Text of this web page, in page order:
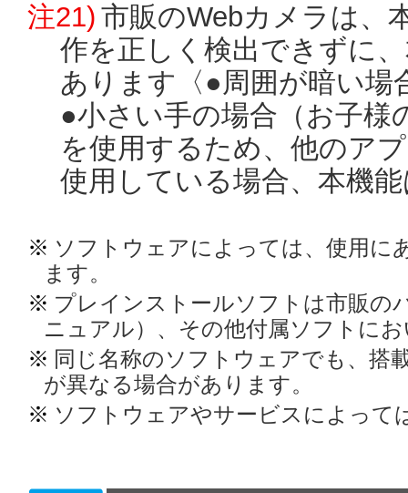
注21) 市販のWebカメラは、
作を正しく検出できずに
あります〈●周囲が暗い場
●小さい手の場合（お子様
を使用するため、他のア
使用している場合、本機
※ ソフトウェアによっては、使用に
ます。
※ プレインストールソフトは市販の
ニュアル）、その他付属ソフトに
※ 同じ名称のソフトウェアでも、搭
が異なる場合があります。
※ ソフトウェアやサービスによって